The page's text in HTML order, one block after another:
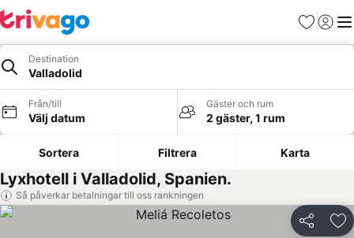
Favoriter
Logga
Destination
Valladolid
Från/till
Välj datum
Gäster och rum
2 gäster, 1 rum
Sortera Filtrera Karta
Lyxhotell i Valladolid, Spanien.
Så påverkar betalningar till oss rankningen
Dela